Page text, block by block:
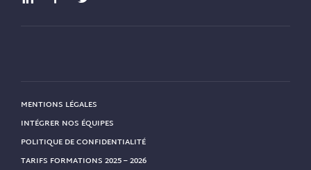
MENTIONS LÉGALES
INTÉGRER NOS ÉQUIPES
POLITIQUE DE CONFIDENTIALITÉ
TARIFS FORMATIONS 2025 – 2026